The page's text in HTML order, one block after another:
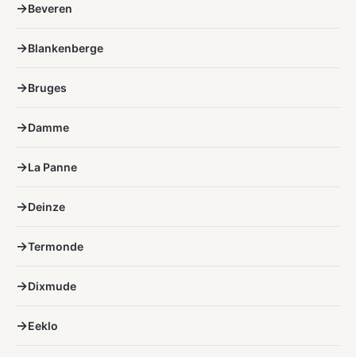
Beveren
Blankenberge
Bruges
Damme
La Panne
Deinze
Termonde
Dixmude
Eeklo